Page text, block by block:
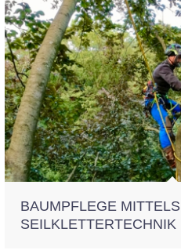
BAUMPFLEGE MITTELS
SEILKLETTERTECHNIK